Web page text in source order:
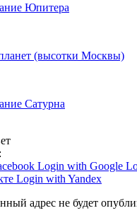
Юпитера
(высотки Москвы)
Сатурна
Login with Google
Login with Yandex
адрес не будет